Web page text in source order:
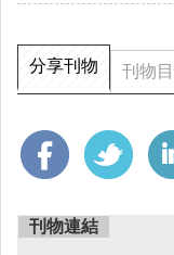
2.新增最新修法動態：
搭配閱讀 。
3.掌握實務的最新發展
▌本書特色
本書於各個章節之前
節的介紹。主文寫作
分享刊物 刊物
刊物連結